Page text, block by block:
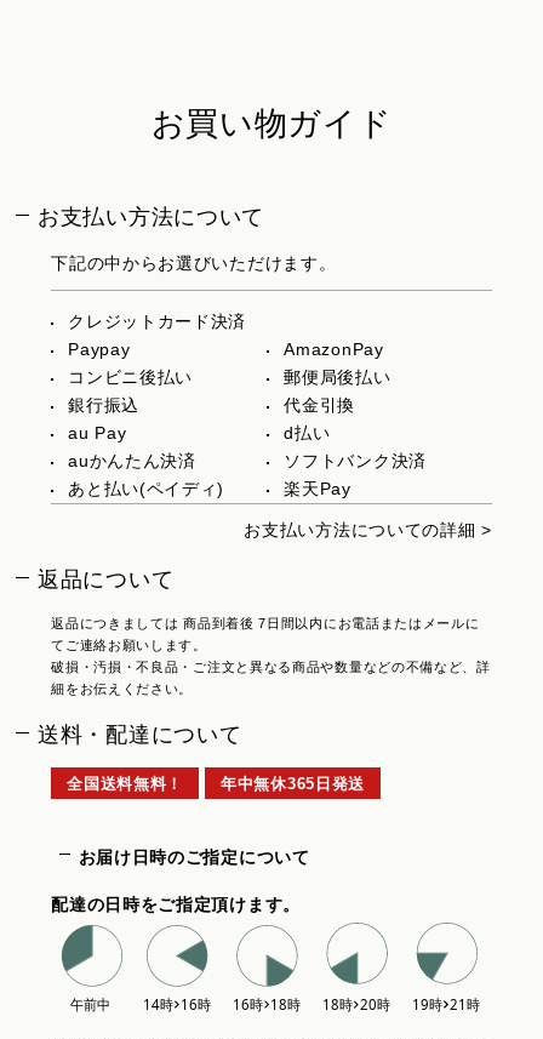
お買い物ガイド
お支払い方法について
下記の中からお選びいただけます。
クレジットカード決済
Paypay
AmazonPay
コンビニ後払い
郵便局後払い
銀行振込
代金引換
au Pay
d払い
auかんたん決済
ソフトバンク決済
あと払い(ペイディ)
楽天Pay
お支払い方法についての詳細 >
返品について
返品につきましては 商品到着後 7日間以内にお電話またはメールに
てご連絡お願いします。
破損・汚損・不良品・ご注文と異なる商品や数量などの不備など、詳
細をお伝えください。
送料・配達について
全国送料無料！ 年中無休365日発送
お届け日時のご指定について
配達の日時をご指定頂けます。